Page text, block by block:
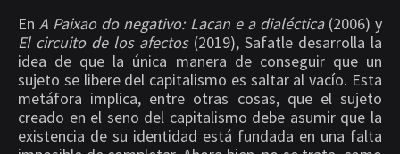
EnA Paixao do negativo: Lacan e a dialéctica (2006) y
El circuito de los afectos(2019), Safatle desarrolla la
idea de que la única manera de conseguir que un
sujeto se libere del capitalismo es saltar al vacío. Esta
metáfora implica, entre otras cosas, que el sujeto
creado en el seno del capitalismo debe asumir que la
existencia de su identidad está fundada en una falta